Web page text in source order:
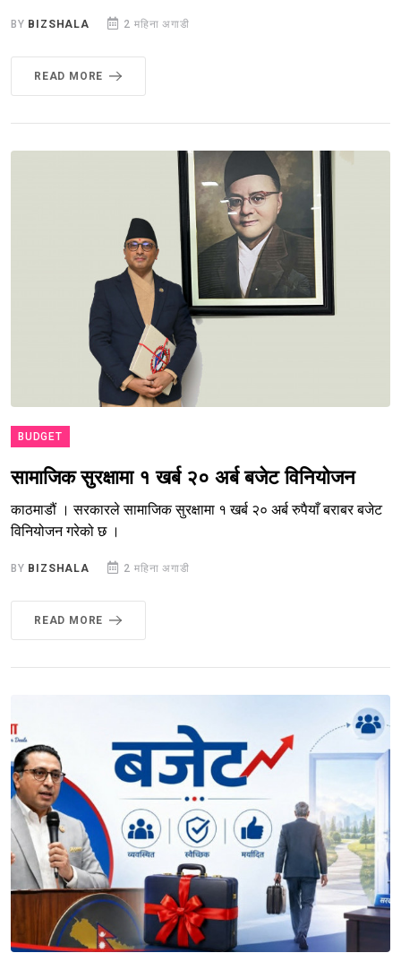
BY BIZSHALA 2 महिना अगाडी
READ MORE
BUDGET
सामाजिक सुरक्षामा १ खर्ब २० अर्ब बजेट विनियोजन
काठमाडौं । सरकारले सामाजिक सुरक्षामा १ खर्ब २० अर्ब रुपैयाँ बराबर बजेट
विनियोजन गरेको छ ।
BY BIZSHALA 2 महिना अगाडी
READ MORE